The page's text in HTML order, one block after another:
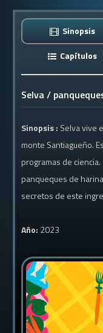
Sinopsis
Capítulos
Selva /
Sinopsis : Selva vive
monte Santiagueño.
programas de
panqueques de
secretos de este
Año: 2023